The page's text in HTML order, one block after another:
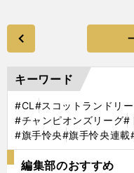
キーワード
#CL #スコットランドリ
#チャンピオンズリーグ#
#旗手怜央#旗手怜央連載
編集部のおすすめ